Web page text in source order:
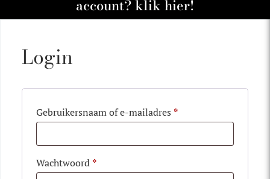
account? klik hier!
Login
Gebruikersnaam of e-mailadres *
Wachtwoord *